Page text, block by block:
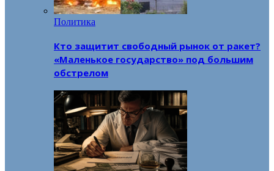
Политика
Кто защитит свободный рынок от ракет?
«Маленькое государство» под большим
обстрелом